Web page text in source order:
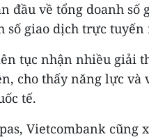
đầu về tổng doanh số
số giao dịch trực tuyến
tục nhận nhiều giải
cho thấy năng lực và
tế.
Vietcombank cũng